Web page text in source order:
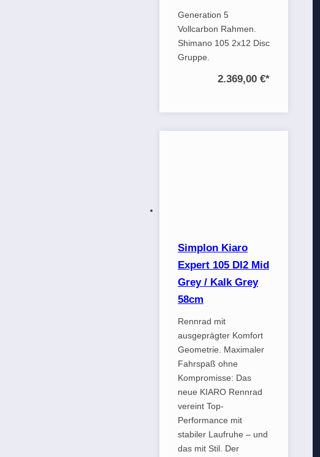
Generation 5
Vollcarbon Rahmen.
Shimano 105 2x12 Disc
Gruppe.
2.369,00 €*
Simplon Kiaro
Expert 105 DI2 Mid
Grey / Kalk Grey
58cm
Rennrad mit
ausgeprägter Komfort
Geometrie. Maximaler
Fahrspaß ohne
Kompromisse: Das
neue KIARO Rennrad
vereint Top-
Performance mit
stabiler Laufruhe – und
das mit Stil. Der